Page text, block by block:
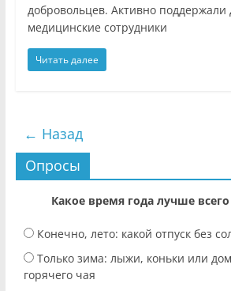
добровольцев. Активно
медицинские сотрудники
Читать далее
← Назад
Опросы
Какое время года лучше
Конечно, лето: какой отпуск без
Только зима: лыжи, коньки или
горячего чая